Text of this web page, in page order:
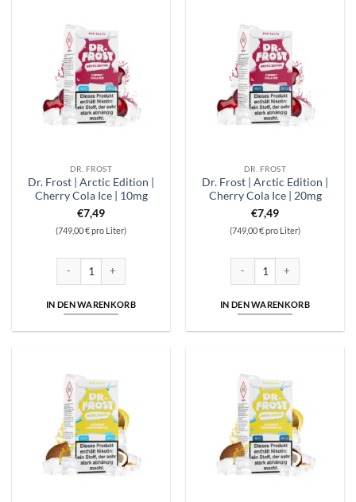
DR. FROST
Dr. Frost | Arctic Edition |
Cherry Cola Ice | 10mg
€7,49
(749,00 € pro Liter)
IN DEN WARENKORB
DR. FROST
Dr. Frost | Arctic Edition |
Cherry Cola Ice | 20mg
€7,49
(749,00 € pro Liter)
IN DEN WARENKORB